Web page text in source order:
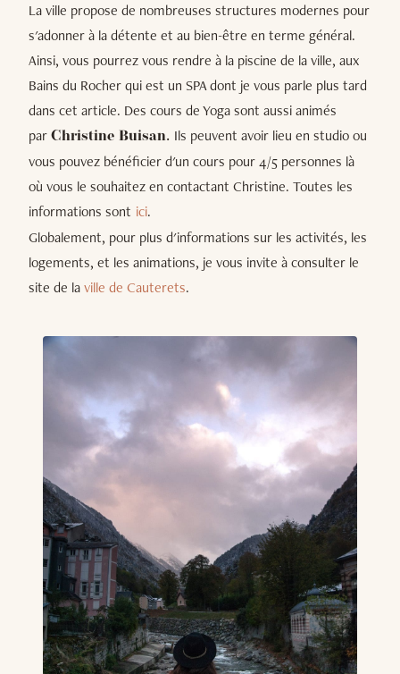
La ville propose de nombreuses structures modernes pour
s'adonner à la détente et au bien-être en terme général.
Ainsi, vous pourrez vous rendre à la piscine de la ville, aux
Bains du Rocher qui est un SPA dont je vous parle plus tard
dans cet article. Des cours de Yoga sont aussi animés
par Christine Buisan. Ils peuvent avoir lieu en studio ou
vous pouvez bénéficier d'un cours pour 4/5 personnes là
où vous le souhaitez en contactant Christine. Toutes les
informations sont ici.
Globalement, pour plus d'informations sur les activités, les
logements, et les animations, je vous invite à consulter le
site de laville de Cauterets.